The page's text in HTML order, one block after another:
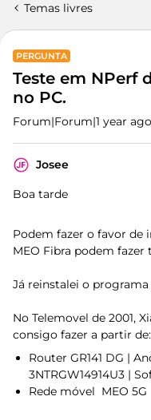
Temas livres
PERGUNTA
Teste em NPerf
no PC.
Forum|Forum|1 year ago
Josee
Boa tarde
Podem fazer o favor de
MEO Fibra podem
Já reinstalei o
No Telemovel de 2001,
consigo fazer a partir de:
Router GR141 DG |
3NTRGW14914U3 |
Rede móvel MEO 5G